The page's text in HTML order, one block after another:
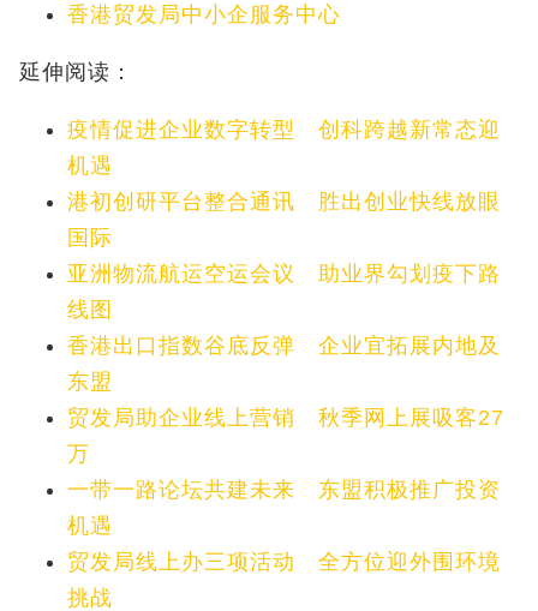
香港贸发局中小企服务中心
延伸阅读：
疫情促进企业数字转型 创科跨越新常态迎
机遇
港初创研平台整合通讯 胜出创业快线放眼
国际
亚洲物流航运空运会议 助业界勾划疫下路
线图
香港出口指数谷底反弹 企业宜拓展内地及
东盟
贸发局助企业线上营销 秋季网上展吸客27
万
一带一路论坛共建未来 东盟积极推广投资
机遇
贸发局线上办三项活动 全方位迎外围环境
挑战